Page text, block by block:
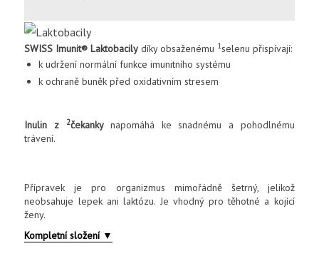
SWISS Imunit® Laktobacily díky obsaženému 1selenu přispívají:
k udržení normální funkce imunitního systému
k ochraně buněk před oxidativním stresem
Inulin z 2čekankynapomáhá ke snadnému a pohodlnému
trávení.
Přípravek je pro organizmus mimořádně šetrný, jelikož
neobsahuje lepek ani laktózu. Je vhodný pro těhotné a kojící
ženy.
Kompletní složení ▼